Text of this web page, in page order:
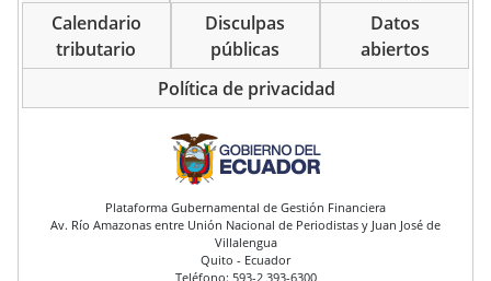
Calendario
tributario
Disculpas
públicas
Datos
abiertos
Política de privacidad
pie de página
Plataforma Gubernamental de Gestión Financiera
Av. Río Amazonas entre Unión Nacional de Periodistas y Juan José de
Villalengua
Quito - Ecuador
Teléfono: 593-2 393-6300